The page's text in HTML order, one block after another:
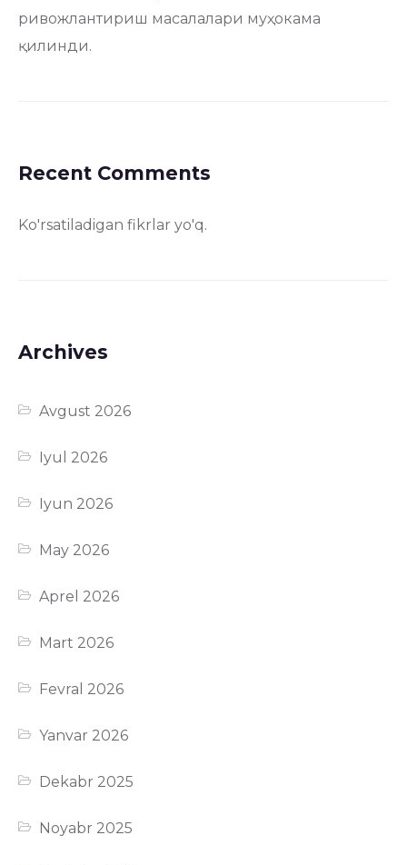
ривожлантириш масалалари муҳокама
қилинди.
Recent Comments
Ko'rsatiladigan fikrlar yo'q.
Archives
Avgust 2026
Iyul 2026
Iyun 2026
May 2026
Aprel 2026
Mart 2026
Fevral 2026
Yanvar 2026
Dekabr 2025
Noyabr 2025